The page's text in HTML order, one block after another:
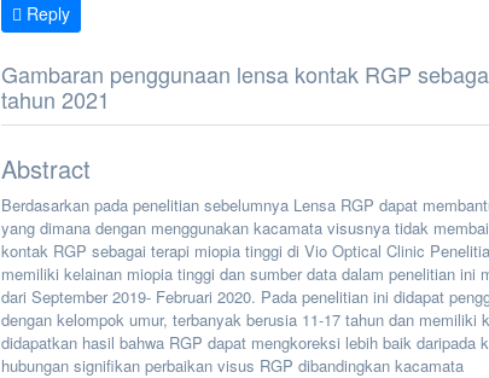
Reply
Gambaran penggunaan lensa kontak RGP
tahun 2021
Abstract
Berdasarkan pada penelitian sebelumnya Lensa RGP dapat
yang dimana dengan menggunakan kacamata visusnya tidak
kontak RGP sebagai terapi miopia tinggi di Vio Optical Clinic
memiliki kelainan miopia tinggi dan sumber data dalam penelitian
dari September 2019- Februari 2020. Pada penelitian ini didapat
dengan kelompok umur, terbanyak berusia 11-17 tahun dan
didapatkan hasil bahwa RGP dapat mengkoreksi lebih baik
hubungan signifikan perbaikan visus RGP dibandingkan kacamata